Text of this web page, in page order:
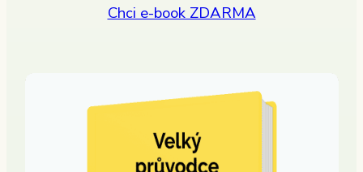
Chci e-book ZDARMA